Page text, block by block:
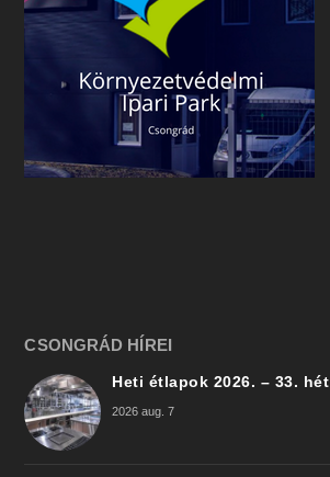
CSONGRÁD HÍREI
Heti étlapok 2026. – 33. hét
2026 aug. 7